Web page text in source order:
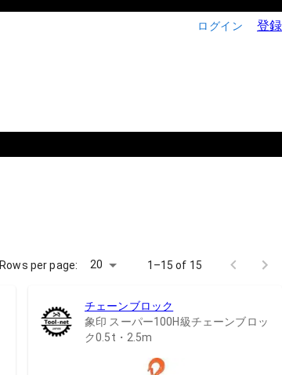
ログイン 登録
Rows per page: 20 1–15 of 15
チェーンブロック
象印 スーパー100H級チェーンブロッ
ク0.5t・2.5m